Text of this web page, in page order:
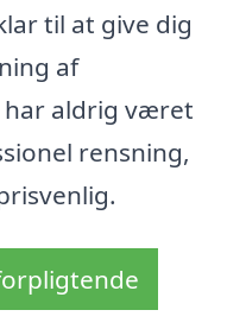
til at give dig
af
har aldrig været
rensning,